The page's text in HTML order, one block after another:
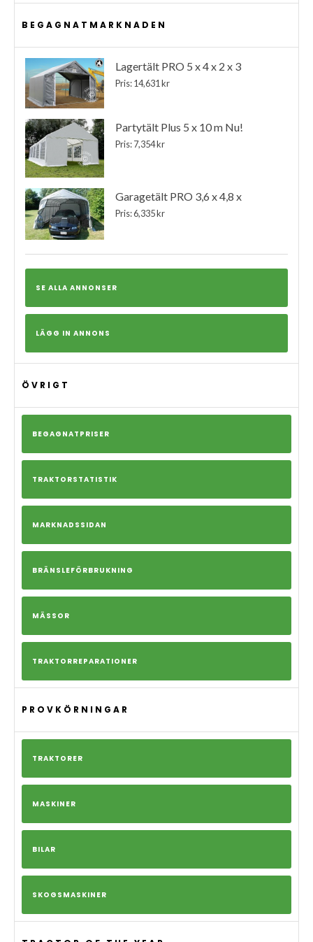
BEGAGNATMARKNADEN
Lagertält PRO 5 x 4 x 2 x 3
Pris: 14,631 kr
Partytält Plus 5 x 10 m Nu!
Pris: 7,354 kr
Garagetält PRO 3,6 x 4,8 x
Pris: 6,335 kr
SE ALLA ANNONSER
LÄGG IN ANNONS
ÖVRIGT
BEGAGNATPRISER
TRAKTORSTATISTIK
MARKNADSSIDAN
BRÄNSLEFÖRBRUKNING
MÄSSOR
TRAKTORREPARATIONER
PROVKÖRNINGAR
TRAKTORER
MASKINER
BILAR
SKOGSMASKINER